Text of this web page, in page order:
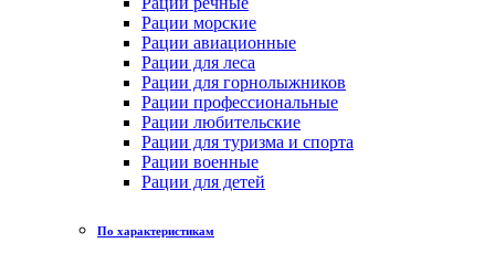
Рации морские
Рации авиационные
Рации для леса
Рации для горнолыжников
Рации профессиональные
Рации любительские
Рации для туризма и спорта
Рации военные
Рации для детей
По характеристикам